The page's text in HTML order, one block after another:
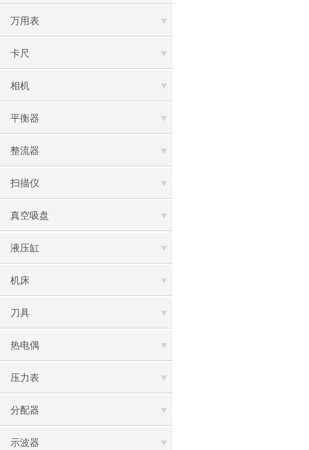
万用表
卡尺
相机
平衡器
整流器
扫描仪
真空吸盘
液压缸
机床
刀具
热电偶
压力表
分配器
示波器